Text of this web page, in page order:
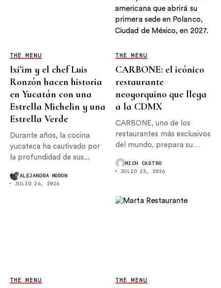
THE MENU
Ixi’im y el chef Luis
Ronzón hacen historia
en Yucatán con una
Estrella Michelin y una
Estrella Verde
Durante años, la cocina
yucateca ha cautivado por
la profundidad de sus...
ALEJANDRA MORON
JULIO 26, 2026
THE MENU
CARBONE: el icónico
restaurante
neoyorquino que llega
a la CDMX
CARBONE, uno de los
restaurantes más exclusivos
del mundo, prepara su
MICH CASTRO
JULIO 23, 2026
THE MENU THE MENU